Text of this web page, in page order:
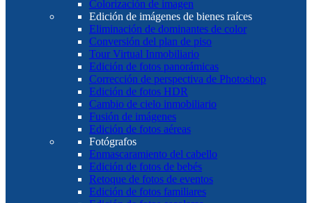
Colorización de imagen
Edición de imágenes de bienes raíces
Eliminación de dominantes de color
Conversión del plan de piso
Tour Virtual Inmobiliario
Edición de fotos panorámicas
Corrección de perspectiva de Photoshop
Edición de fotos HDR
Cambio de cielo inmobiliario
Fusión de imágenes
Edición de fotos aéreas
Fotógrafos
Enmascaramiento del cabello
Edición de fotos de bebés
Retoque de fotos de eventos
Edición de fotos familiares